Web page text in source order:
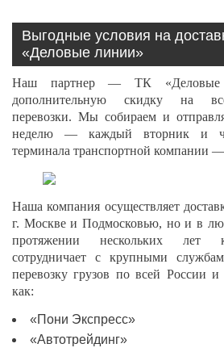
Выгодные условия на
«Деловые линии»
Наш партнер — ТК «Деловые
дополнительную скидку на
перевозки. Мы собираем и
неделю — каждый вторник и
терминала транспортной компании
Наша компания осуществляет
г. Москве и Подмосковью, но и в
протяжении нескольких лет
сотрудничает с крупными
перевозку грузов по всей России
как:
«Пони Экспресс»
«Автотрейдинг»